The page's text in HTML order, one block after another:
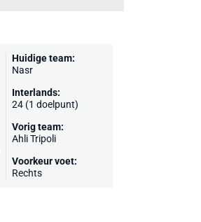
Huidige team:
Nasr
Interlands:
24 (1 doelpunt)
Vorig team:
Ahli Tripoli
Voorkeur voet:
Rechts